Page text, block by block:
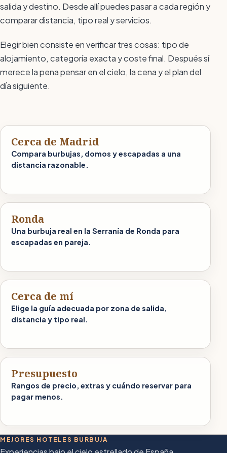
salida y destino. Desde allí puedes pasar a cada región y
comparar distancia, tipo real y servicios.
Elegir bien consiste en verificar tres cosas: tipo de
alojamiento, categoría exacta y coste final. Después sí
merece la pena pensar en el cielo, la cena y el plan del
día siguiente.
Cerca de Madrid
Compara burbujas, domos y escapadas a una
distancia razonable.
Ronda
Una burbuja real en la Serranía de Ronda para
escapadas en pareja.
Cerca de mí
Elige la guía adecuada por zona de salida,
distancia y tipo real.
Presupuesto
Rangos de precio, extras y cuándo reservar para
pagar menos.
MEJORES HOTELES BURBUJA